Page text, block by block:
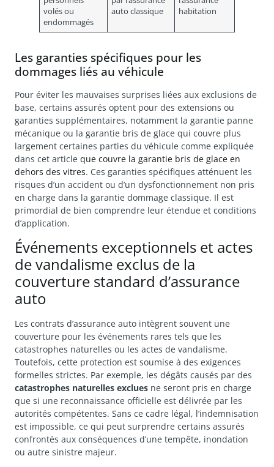
volés ou
endommagés
auto classique
habitation
Les garanties spécifiques pour les
dommages liés au véhicule
Pour éviter les mauvaises surprises liées aux exclusions de
base, certains assurés optent pour des extensions ou
garanties supplémentaires, notamment la garantie panne
mécanique ou la garantie bris de glace qui couvre plus
largement certaines parties du véhicule comme expliquée
dans cet article que couvre la garantie bris de glace en
dehors des vitres. Ces garanties spécifiques atténuent les
risques d’un accident ou d’un dysfonctionnement non pris
en charge dans la garantie dommage classique. Il est
primordial de bien comprendre leur étendue et conditions
d’application.
Événements exceptionnels et actes
de vandalisme exclus de la
couverture standard d’assurance
auto
Les contrats d’assurance auto intègrent souvent une
couverture pour les événements rares tels que les
catastrophes naturelles ou les actes de vandalisme.
Toutefois, cette protection est soumise à des exigences
formelles strictes. Par exemple, les dégâts causés par des
catastrophes naturelles exclues ne seront pris en charge
que si une reconnaissance officielle est délivrée par les
autorités compétentes. Sans ce cadre légal, l’indemnisation
est impossible, ce qui peut surprendre certains assurés
confrontés aux conséquences d’une tempête, inondation
ou autre sinistre majeur.